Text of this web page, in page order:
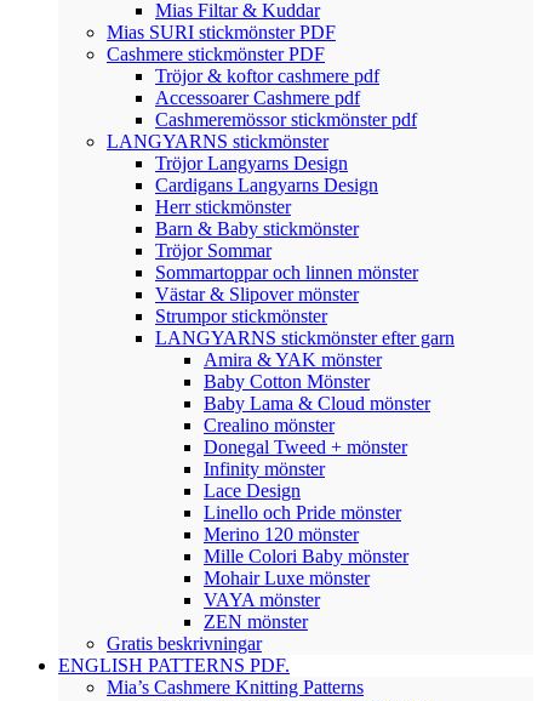
Mias Filtar & Kuddar
Mias SURI stickmönster PDF
Cashmere stickmönster PDF
Tröjor & koftor cashmere pdf
Accessoarer Cashmere pdf
Cashmeremössor stickmönster pdf
LANGYARNS stickmönster
Tröjor Langyarns Design
Cardigans Langyarns Design
Herr stickmönster
Barn & Baby stickmönster
Tröjor Sommar
Sommartoppar och linnen mönster
Västar & Slipover mönster
Strumpor stickmönster
LANGYARNS stickmönster efter garn
Amira & YAK mönster
Baby Cotton Mönster
Baby Lama & Cloud mönster
Crealino mönster
Donegal Tweed + mönster
Infinity mönster
Lace Design
Linello och Pride mönster
Merino 120 mönster
Mille Colori Baby mönster
Mohair Luxe mönster
VAYA mönster
ZEN mönster
Gratis beskrivningar
ENGLISH PATTERNS PDF.
Mia’s Cashmere Knitting Patterns